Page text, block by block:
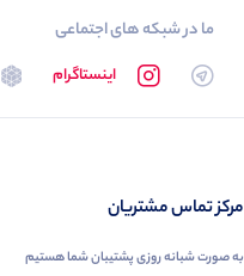
ما در شبکه های اجتماعی
تلگرام اینستاگرام روبیکا
مرکز تماس مشتریان
به صورت شبانه روزی پشتیبان شما هستیم